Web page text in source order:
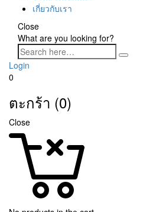
เกี่ยวกับเรา
Close
What are you looking for?
Login
0
ตะกร้า (0)
Close